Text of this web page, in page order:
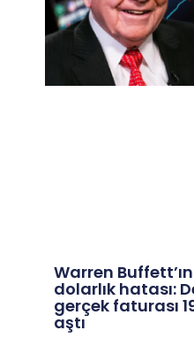
Warren
dolarlık hatası:
gerçek faturası
aştı